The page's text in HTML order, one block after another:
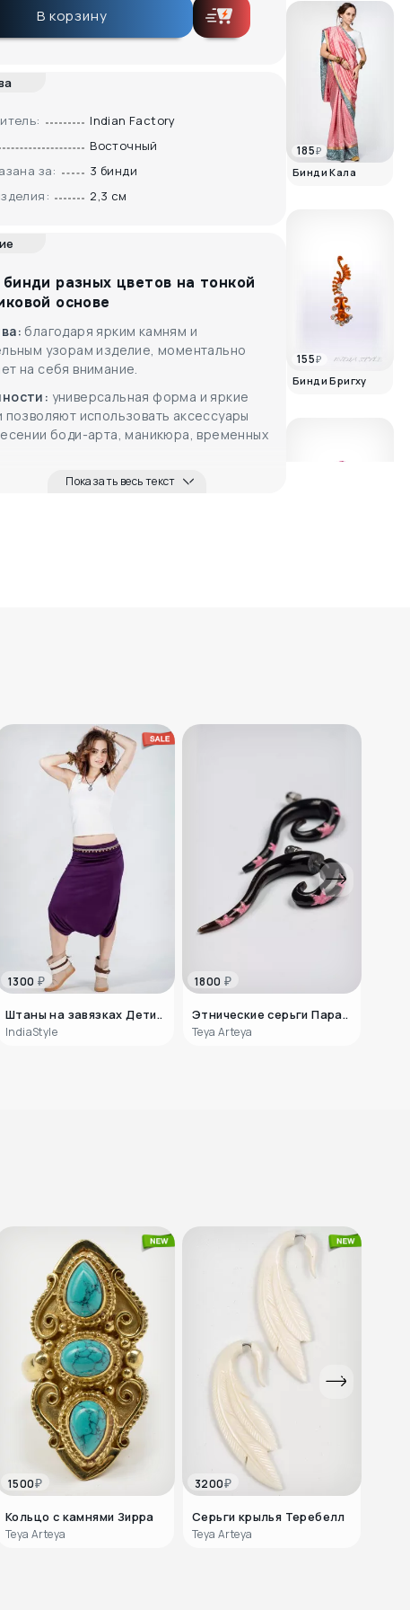
В корзину
Indian Factory
Восточный
за:
3 бинди
2,3 см
разных цветов на тонкой
основе
благодаря ярким камням и
узорам изделие, моментально
на себя внимание.
универсальная форма и яркие
позволяют использовать аксессуары
боди-арта, маникюра, временных
Показать весь текст
185₽
Бинди Кала
155₽
Бинди Бригху
Бинди Фаяз
1300 ₽
Штаны на завязках Дети..
IndiaStyle
1800 ₽
Этнические серьги Пара..
Teya Arteya
1500₽
Кольцо с камнями Зирра
Teya Arteya
3200₽
Серьги крылья Теребелл
Teya Arteya